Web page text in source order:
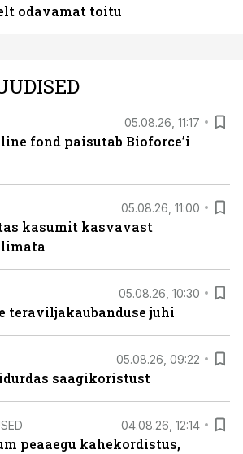
odavamat toitu
05.08.26, 11:17
fond paisutab Bioforce’i
05.08.26, 11:00
kasumit kasvavast
05.08.26, 10:30
teraviljakaubanduse juhi
05.08.26, 09:22
saagikoristust
04.08.26, 12:14
peaaegu kahekordistus,